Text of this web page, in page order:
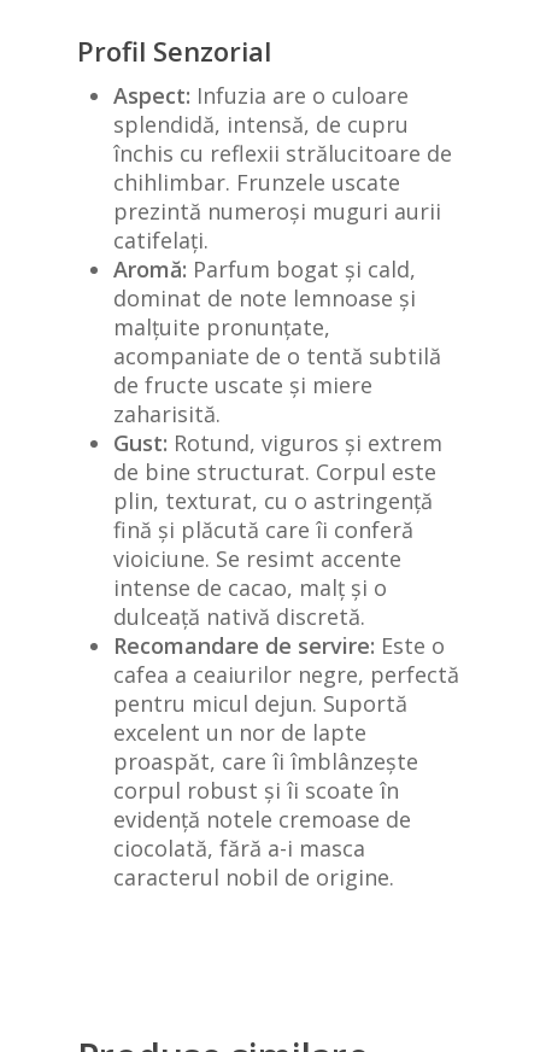
Profil Senzorial
Aspect: Infuzia are o culoare
splendidă, intensă, de cupru
închis cu reflexii strălucitoare de
chihlimbar. Frunzele uscate
prezintă numeroși muguri aurii
catifelați.
Aromă: Parfum bogat și cald,
dominat de note lemnoase și
malțuite pronunțate,
acompaniate de o tentă subtilă
de fructe uscate și miere
zaharisită.
Gust: Rotund, viguros și extrem
de bine structurat. Corpul este
plin, texturat, cu o astringență
fină și plăcută care îi conferă
vioiciune. Se resimt accente
intense de cacao, malț și o
dulceață nativă discretă.
Recomandare de servire: Este o
cafea a ceaiurilor negre, perfectă
pentru micul dejun. Suportă
excelent un nor de lapte
proaspăt, care îi îmblânzește
corpul robust și îi scoate în
evidență notele cremoase de
ciocolată, fără a-i masca
caracterul nobil de origine.